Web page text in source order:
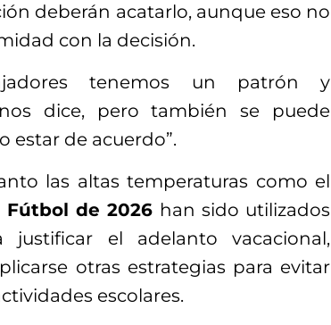
deberán acatarlo, aunque eso no
con la decisión.
tenemos un patrón y
dice, pero también se puede
estar de acuerdo”.
las altas temperaturas como el
Fútbol de 2026 han sido utilizados
justificar el adelanto vacacional,
otras estrategias para evitar
escolares.